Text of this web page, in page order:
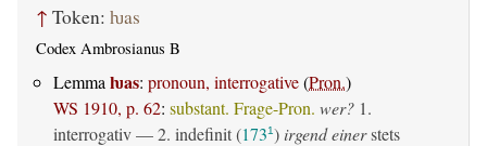
↑ Token: ƕas
Codex Ambrosianus B
Lemma ƕas: pronoun, interrogative(Pron.)
WS 1910, p. 62: substant. Frage-Pron. wer? 1.
interrogativ— 2. indefinit(1731) irgend einerstets